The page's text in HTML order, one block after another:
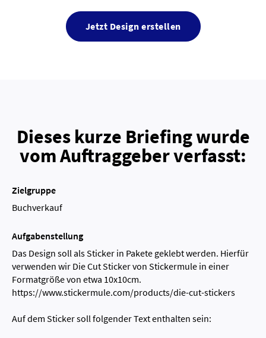
Jetzt Design erstellen
Dieses kurze Briefing wurde
vom Auftraggeber verfasst:
Zielgruppe
Buchverkauf
Aufgabenstellung
Das Design soll als Sticker in Pakete geklebt werden. Hierfür
verwenden wir Die Cut Sticker von Stickermule in einer
Formatgröße von etwa 10x10cm.
https://www.stickermule.com/products/die-cut-stickers
Auf dem Sticker soll folgender Text enthalten sein: